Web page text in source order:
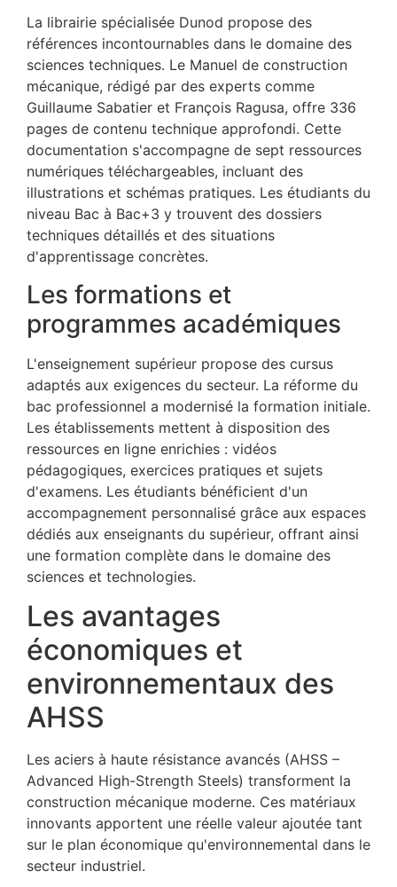
La librairie spécialisée Dunod propose des
références incontournables dans le domaine des
sciences techniques. Le Manuel de construction
mécanique, rédigé par des experts comme
Guillaume Sabatier et François Ragusa, offre 336
pages de contenu technique approfondi. Cette
documentation s'accompagne de sept ressources
numériques téléchargeables, incluant des
illustrations et schémas pratiques. Les étudiants du
niveau Bac à Bac+3 y trouvent des dossiers
techniques détaillés et des situations
d'apprentissage concrètes.
Les formations et
programmes académiques
L'enseignement supérieur propose des cursus
adaptés aux exigences du secteur. La réforme du
bac professionnel a modernisé la formation initiale.
Les établissements mettent à disposition des
ressources en ligne enrichies : vidéos
pédagogiques, exercices pratiques et sujets
d'examens. Les étudiants bénéficient d'un
accompagnement personnalisé grâce aux espaces
dédiés aux enseignants du supérieur, offrant ainsi
une formation complète dans le domaine des
sciences et technologies.
Les avantages
économiques et
environnementaux des
AHSS
Les aciers à haute résistance avancés (AHSS –
Advanced High-Strength Steels) transforment la
construction mécanique moderne. Ces matériaux
innovants apportent une réelle valeur ajoutée tant
sur le plan économique qu'environnemental dans le
secteur industriel.